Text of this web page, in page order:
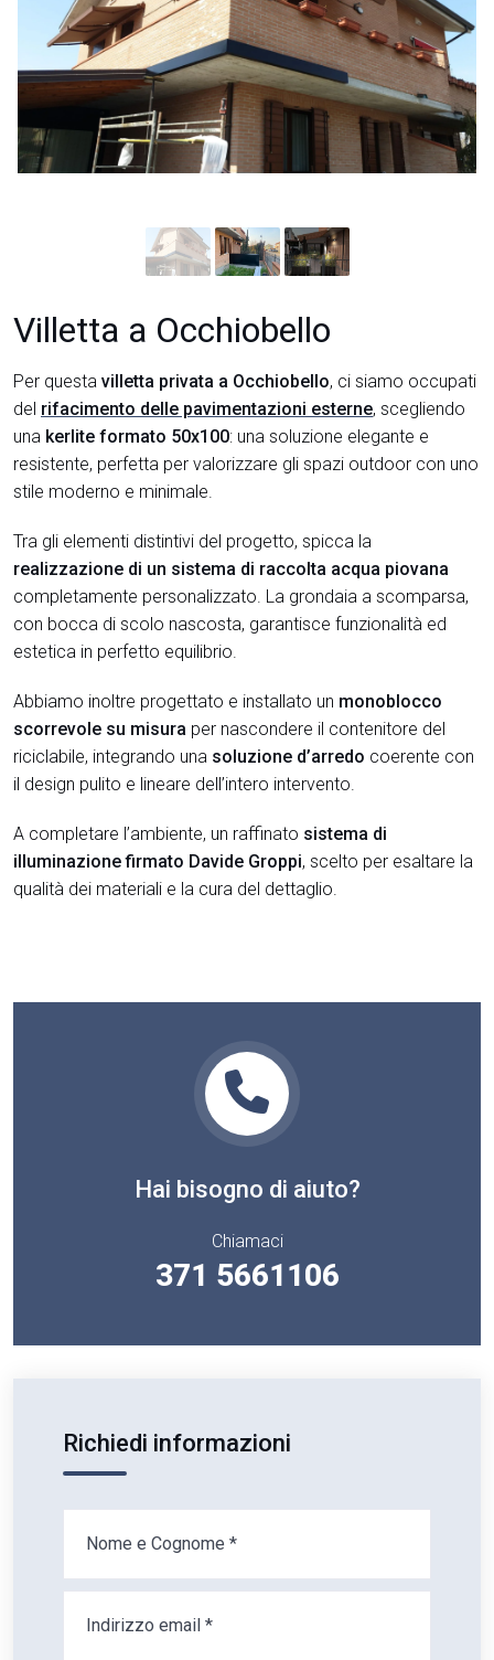
Villetta a Occhiobello
Per questa villetta privata a Occhiobello, ci siamo occupati
del rifacimento delle pavimentazioni esterne, scegliendo
una kerlite formato 50x100: una soluzione elegante e
resistente, perfetta per valorizzare gli spazi outdoor con uno
stile moderno e minimale.
Tra gli elementi distintivi del progetto, spicca la
realizzazione di un sistema di raccolta acqua piovana
completamente personalizzato. La grondaia a scomparsa,
con bocca di scolo nascosta, garantisce funzionalità ed
estetica in perfetto equilibrio.
Abbiamo inoltre progettato e installato un monoblocco
scorrevole su misura per nascondere il contenitore del
riciclabile, integrando una soluzione d’arredo coerente con
il design pulito e lineare dell’intero intervento.
A completare l’ambiente, un raffinato sistema di
illuminazione firmato Davide Groppi, scelto per esaltare la
qualità dei materiali e la cura del dettaglio.
Hai bisogno di aiuto?
Chiamaci
371 5661106
Richiedi informazioni